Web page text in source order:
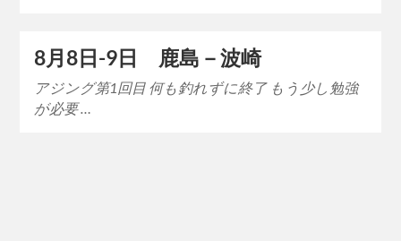
8月8日-9日 鹿島－波崎
アジング第1回目 何も釣れずに終了 もう少し勉強
が必要 …